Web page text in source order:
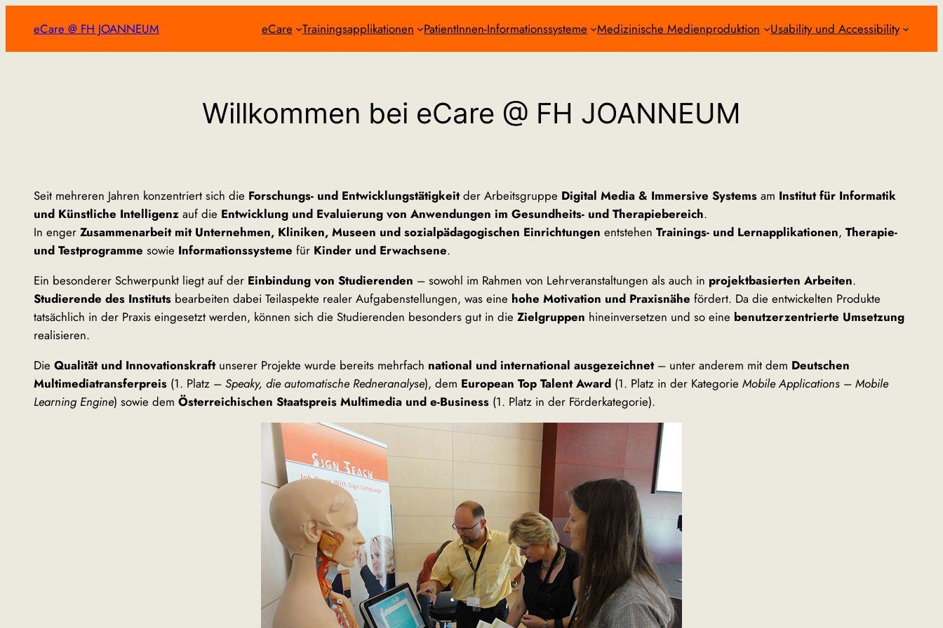
springen
eCare @ FH JOANNEUM eCare Trainingsapplikationen PatientInnen-Informationssysteme Medizinische Medienproduktion Usability und Accessibility
Willkommen bei eCare @ FH JOANNEUM
Seit mehreren Jahren konzentriert sich die Forschungs- und Entwicklungstätigkeitder Arbeitsgruppe Digital Media & Immersive Systems am Institut für Informatik
und Künstliche Intelligenz auf die Entwicklung und Evaluierung von Anwendungen im Gesundheits- und Therapiebereich.
In enger Zusammenarbeit mit Unternehmen, Kliniken, Museen und sozialpädagogischen Einrichtungen entstehen Trainings- und Lernapplikationen, Therapie-
und Testprogramme sowie Informationssysteme für Kinder und Erwachsene.
Ein besonderer Schwerpunkt liegt auf der Einbindung von Studierenden – sowohl im Rahmen von Lehrveranstaltungen als auch in projektbasierten Arbeiten.
Studierende des Instituts bearbeiten dabei Teilaspekte realer Aufgabenstellungen, was eine hohe Motivation und Praxisnähe fördert. Da die entwickelten Produkte
tatsächlich in der Praxis eingesetzt werden, können sich die Studierenden besonders gut in die Zielgruppen hineinversetzen und so eine benutzerzentrierte Umsetzung
realisieren.
Die Qualität und Innovationskraftunserer Projekte wurde bereits mehrfach national und international ausgezeichnet– unter anderem mit dem Deutschen
Multimediatransferpreis (1. Platz – Speaky, die automatische Redneranalyse), dem European Top Talent Award (1. Platz in der Kategorie Mobile Applications – Mobile
Learning Engine) sowie dem Österreichischen Staatspreis Multimedia und e-Business (1. Platz in der Förderkategorie).